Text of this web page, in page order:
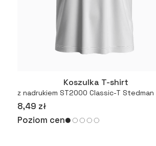
Więcej
Koszulka T-shirt
z nadrukiem ST2000 Classic-T Stedman
8,49 zł
Poziom cen